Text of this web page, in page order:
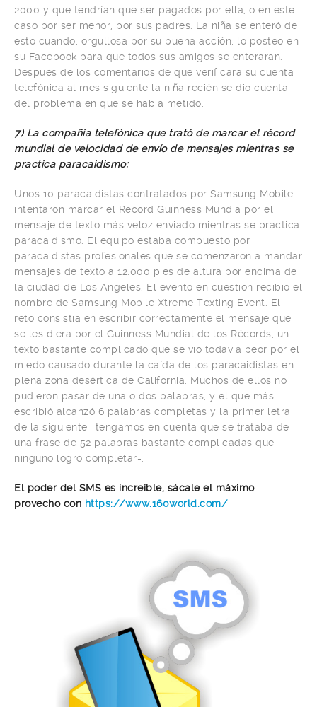
2000 y que tendrían que ser pagados por ella, o en este
caso por ser menor, por sus padres. La niña se enteró de
esto cuando, orgullosa por su buena acción, lo posteo en
su Facebook para que todos sus amigos se enteraran.
Después de los comentarios de que verificara su cuenta
telefónica al mes siguiente la niña recién se dio cuenta
del problema en que se había metido.
7) La compañía telefónica que trató de marcar el récord
mundial de velocidad de envío de mensajes mientras se
practica paracaidismo:
Unos 10 paracaidistas contratados por Samsung Mobile
intentaron marcar el Récord Guinness Mundia por el
mensaje de texto más veloz enviado mientras se practica
paracaidismo. El equipo estaba compuesto por
paracaidistas profesionales que se comenzaron a mandar
mensajes de texto a 12.000 pies de altura por encima de
la ciudad de Los Angeles. El evento en cuestión recibió el
nombre de Samsung Mobile Xtreme Texting Event. El
reto consistía en escribir correctamente el mensaje que
se les diera por el Guinness Mundial de los Récords, un
texto bastante complicado que se vio todavía peor por el
miedo causado durante la caída de los paracaidistas en
plena zona desértica de California. Muchos de ellos no
pudieron pasar de una o dos palabras, y el que más
escribió alcanzó 6 palabras completas y la primer letra
de la siguiente -tengamos en cuenta que se trataba de
una frase de 52 palabras bastante complicadas que
ninguno logró completar-.
El poder del SMS es increíble, sácale el máximo
provecho con https://www.160world.com/